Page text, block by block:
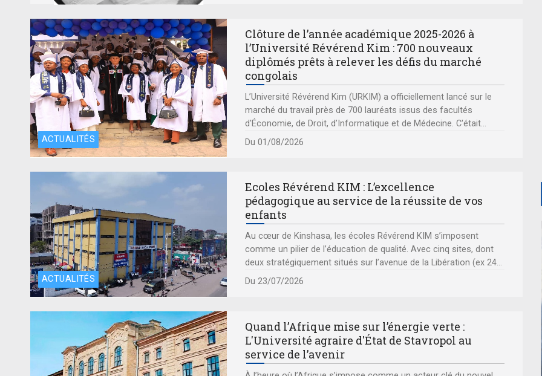
ACTUALITÉS
Clôture de l’année académique 2025-2026 à
l’Université Révérend Kim : 700 nouveaux
diplômés prêts à relever les défis du marché
congolais
‎L’Université Révérend Kim (URKIM) a officiellement lancé sur le
marché du travail près de 700 lauréats issus des facultés
d'Économie, de Droit, d’Informatique et de Médecine. C'était...
Du 01/08/2026
ACTUALITÉS
Ecoles Révérend KIM : L’excellence
pédagogique au service de la réussite de vos
enfants
Au cœur de Kinshasa, les écoles Révérend KIM s’imposent
comme un pilier de l’éducation de qualité. Avec cinq sites, dont
deux stratégiquement situés sur l’avenue de la Libération (ex 24...
Du 23/07/2026
Quand l’Afrique mise sur l’énergie verte :
L'Université agraire d'État de Stavropol au
service de l’avenir
03/10/2024 À 17H00
ANIMATION LIBRE RENCONTRE